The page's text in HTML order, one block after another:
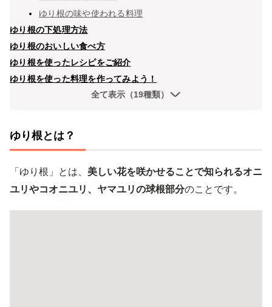
ゆり根の味や使われる料理
ゆり根の下処理方法
ゆり根のおいしい食べ方
ゆり根を使ったレシピをご紹介
ゆり根を使った料理を作ってみよう！
全て表示（19種類）
ゆり根とは？
「ゆり根」とは、 美しい花を咲かせることで知られるオニ
ユリやコオニユリ、ヤマユリの球根部分のことです。